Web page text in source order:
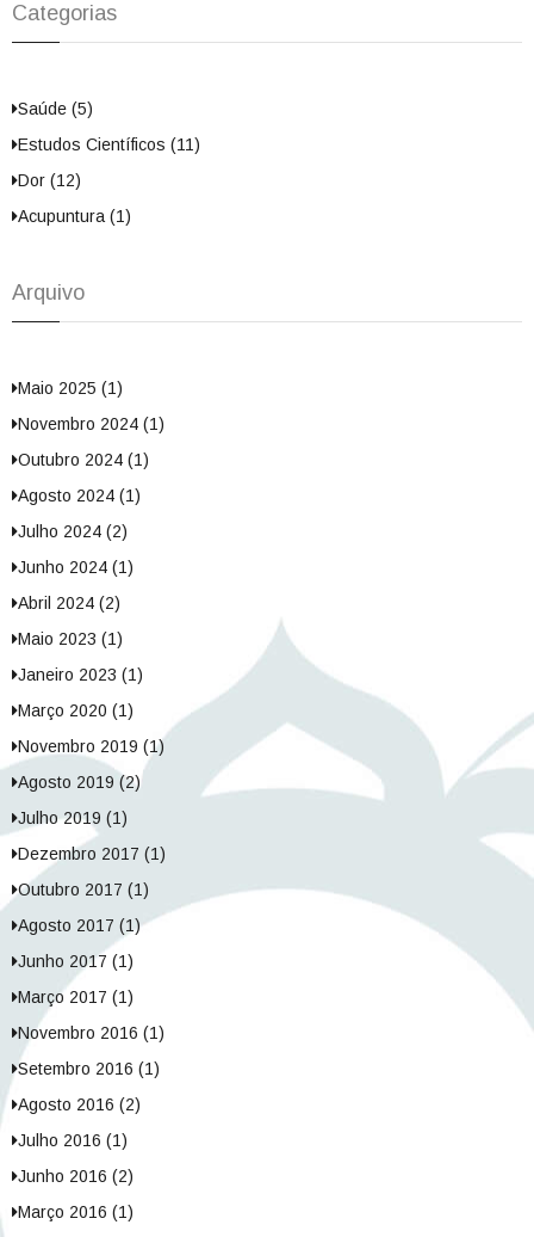
Categorias
Saúde (5)
Estudos Científicos (11)
Dor (12)
Acupuntura (1)
Arquivo
Maio 2025 (1)
Novembro 2024 (1)
Outubro 2024 (1)
Agosto 2024 (1)
Julho 2024 (2)
Junho 2024 (1)
Abril 2024 (2)
Maio 2023 (1)
Janeiro 2023 (1)
Março 2020 (1)
Novembro 2019 (1)
Agosto 2019 (2)
Julho 2019 (1)
Dezembro 2017 (1)
Outubro 2017 (1)
Agosto 2017 (1)
Junho 2017 (1)
Março 2017 (1)
Novembro 2016 (1)
Setembro 2016 (1)
Agosto 2016 (2)
Julho 2016 (1)
Junho 2016 (2)
Março 2016 (1)